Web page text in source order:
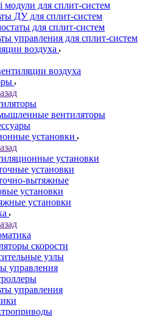
модули для сплит-систем
ДУ для сплит-систем
для сплит-систем
управления для сплит-систем
воздуха
воздуха
вентиляторы
установки
установки
установки
вытяжные
установки
установки
скорости
узлы
управления
управления